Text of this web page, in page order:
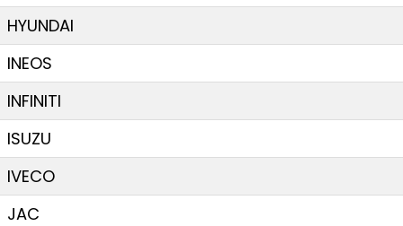
HYUNDAI
INEOS
INFINITI
ISUZU
IVECO
JAC